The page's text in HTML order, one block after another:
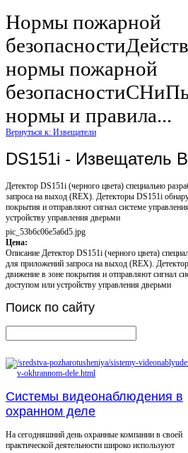
Нормы пожарной
нормы пожарной
нормы и правила...
Вернуться к: Извещатели
DS151i - Извещатель
Детектор DS151i (черного цвета) специально
запроса на выход (REX). Детекторы DS151i
покрытия и отправляют сигнал системе
устройству управления дверьми
pic_53b6c06e5a6d5.jpg
Цена:
Описание Детектор DS151i (черного цвета)
для приложений запроса на выход (REX).
движение в зоне покрытия и отправляют сигнал
доступом или устройству управления дверьми
Поиск по сайту
Системы видеонаблюдения в
охранном деле
На сегодняшний день охранные компании в своей
практической деятельности широко используют